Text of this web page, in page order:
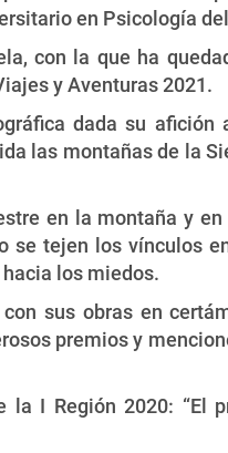
en Psicología
con la que ha
y Aventuras 2021.
dada su afición
las montañas de la
en la montaña y
se tejen los vínculos
los miedos.
sus obras en
premios y
la I Región 2020: “El